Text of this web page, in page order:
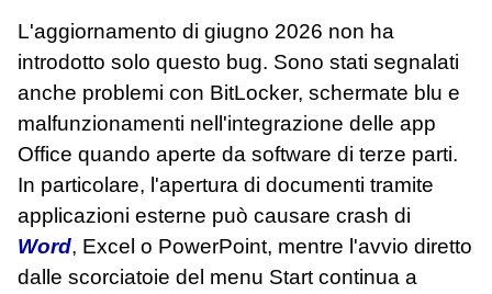
L'aggiornamento di giugno 2026 non ha
introdotto solo questo bug. Sono stati segnalati
anche problemi con BitLocker, schermate blu e
malfunzionamenti nell'integrazione delle app
Office quando aperte da software di terze parti.
In particolare, l'apertura di documenti tramite
applicazioni esterne può causare crash di
Word, Excel o PowerPoint, mentre l'avvio diretto
dalle scorciatoie del menu Start continua a